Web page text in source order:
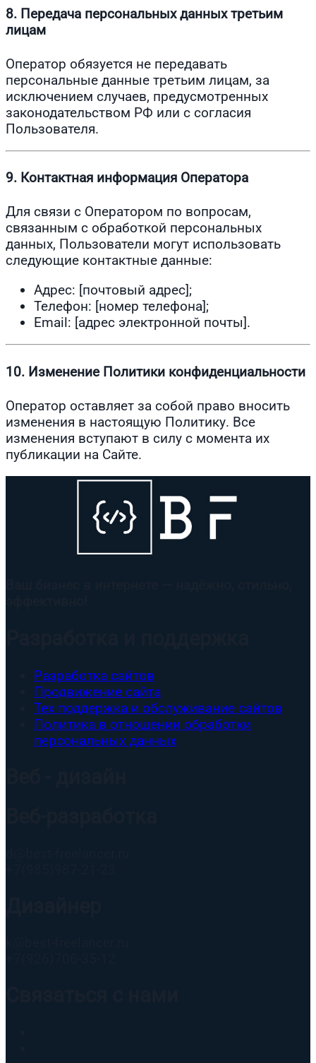
8. Передача персональных данных третьим
лицам
Оператор обязуется не передавать
персональные данные третьим лицам, за
исключением случаев, предусмотренных
законодательством РФ или с согласия
Пользователя.
9. Контактная информация Оператора
Для связи с Оператором по вопросам,
связанным с обработкой персональных
данных, Пользователи могут использовать
следующие контактные данные:
Адрес: [почтовый адрес];
Телефон: [номер телефона];
Email: [адрес электронной почты].
10. Изменение Политики конфиденциальности
Оператор оставляет за собой право вносить
изменения в настоящую Политику. Все
изменения вступают в силу с момента их
публикации на Сайте.
Разработка сайтов
Продвижение сайта
Тех поддержка и обслуживание сайтов
Политика в отношении обработки
персональных данных